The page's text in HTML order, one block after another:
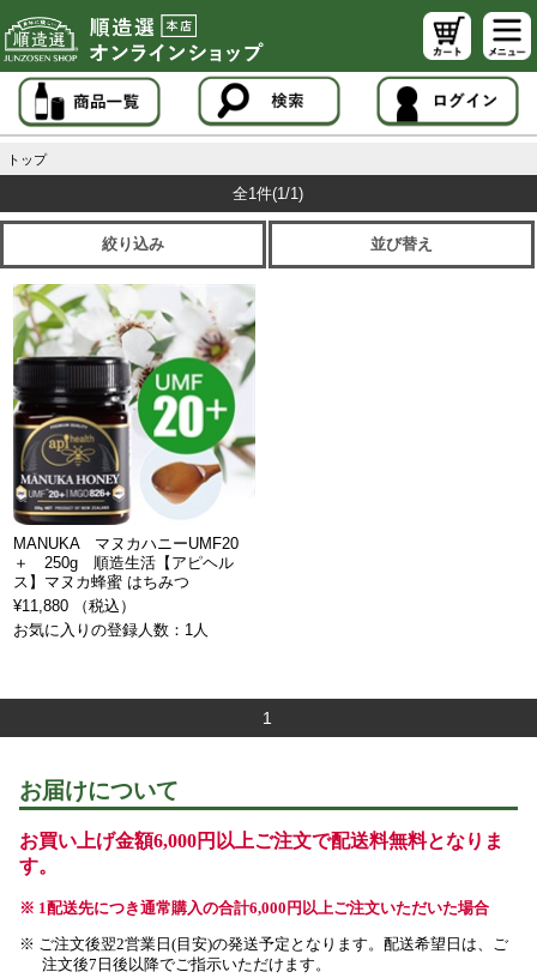
トップ
全1件(1/1)
絞り込み 並び替え
MANUKA マヌカハニーUMF20
＋ 250g 順造生活【アピヘル
ス】マヌカ蜂蜜 はちみつ
¥11,880 （税込）
お気に入りの登録人数：1人
1